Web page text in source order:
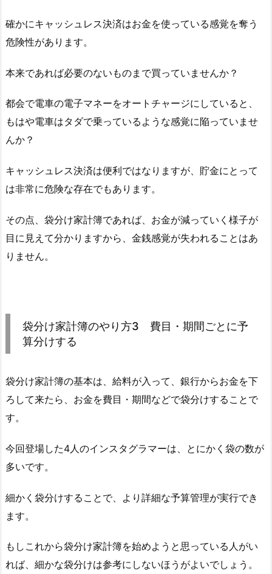
確かにキャッシュレス決済はお金を使っている感覚を奪う
危険性があります。
本来であれば必要のないものまで買っていませんか？
都会で電車の電子マネーをオートチャージにしていると、
もはや電車はタダで乗っているような感覚に陥っていませ
んか？
キャッシュレス決済は便利ではなりますが、貯金にとって
は非常に危険な存在でもあります。
その点、袋分け家計簿であれば、お金が減っていく様子が
目に見えて分かりますから、金銭感覚が失われることはあ
りません。
袋分け家計簿のやり方3 費目・期間ごとに予
算分けする
袋分け家計簿の基本は、給料が入って、銀行からお金を下
ろして来たら、お金を費目・期間などで袋分けすることで
す。
今回登場した4人のインスタグラマーは、とにかく袋の数が
多いです。
細かく袋分けすることで、より詳細な予算管理が実行でき
ます。
もしこれから袋分け家計簿を始めようと思っている人がい
れば、細かな袋分けは参考にしないほうがよいでしょう。